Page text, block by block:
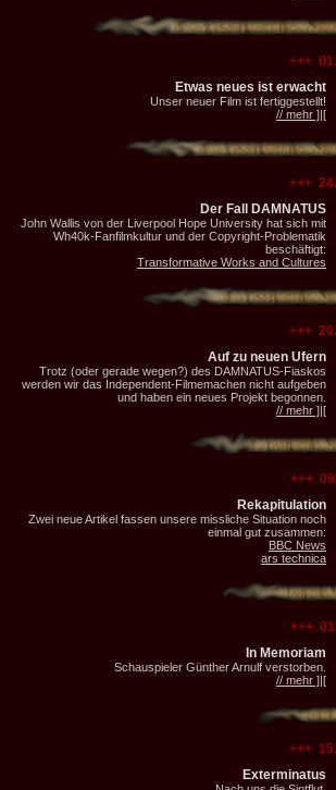
+++
Etwas neues ist erwacht
Unser neuer Film ist fertiggestellt!
// mehr ]|[
+++
Der Fall DAMNATUS
John Wallis von der Liverpool Hope University hat sich mit
Wh40k-Fanfilmkultur und der Copyright-Problematik
beschäftigt:
Transformative Works and Cultures
+++
Auf zu neuen Ufern
Trotz (oder gerade wegen?) des DAMNATUS-Fiaskos
werden wir das Independent-Filmemachen nicht aufgeben
und haben ein neues Projekt begonnen.
// mehr ]|[
+++
Rekapitulation
Zwei neue Artikel fassen unsere missliche Situation noch
einmal gut zusammen:
BBC News
ars technica
+++
In Memoriam
Schauspieler Günther Arnulf verstorben.
// mehr ]|[
+++
Exterminatus